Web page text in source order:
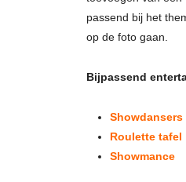
passend bij het
op de foto gaan.
Bijpassend
Showdansers
Roulette tafel
Showmance